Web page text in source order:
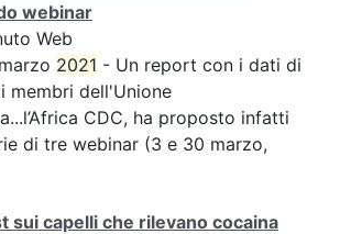
webinar
Web
2021 - Un report con i dati di
membri dell'Unione
CDC, ha proposto infatti
di tre webinar (3 e 30 marzo,
sui capelli che rilevano cocaina